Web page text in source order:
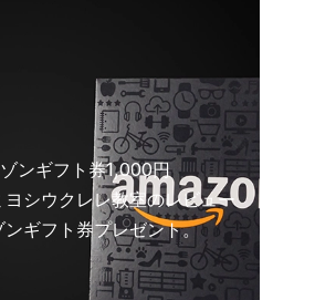
ンギフト券1,000円
ヨシウクレレ教室のレビュー
ンギフト券プレゼント。